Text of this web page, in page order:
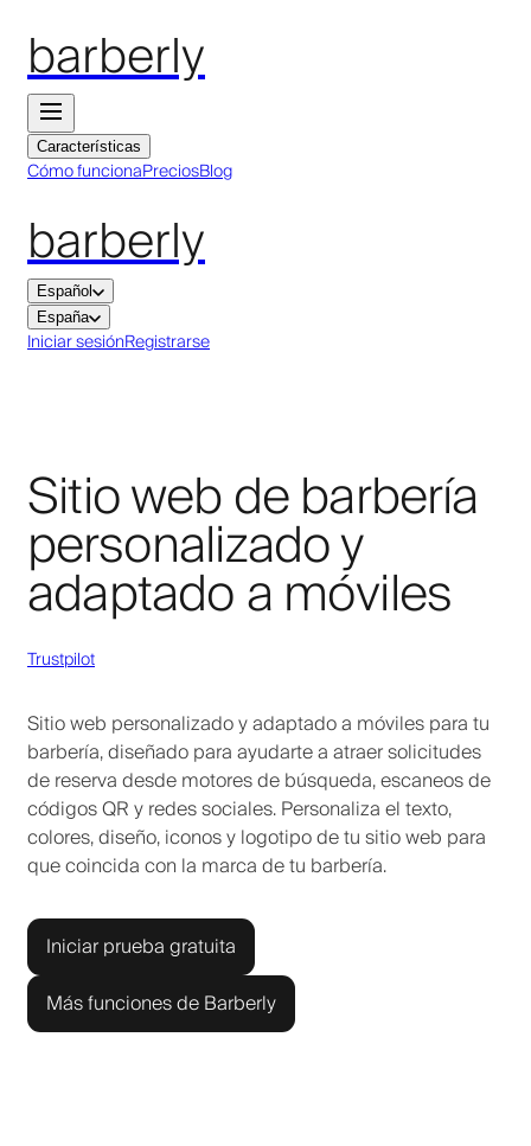
barberly
Características
Cómo funcionaPreciosBlog
barberly
Español
España
Iniciar sesiónRegistrarse
Sitio web de barbería
personalizado y
adaptado a móviles
Trustpilot
Sitio web personalizado y adaptado a móviles para tu
barbería, diseñado para ayudarte a atraer solicitudes
de reserva desde motores de búsqueda, escaneos de
códigos QR y redes sociales. Personaliza el texto,
colores, diseño, iconos y logotipo de tu sitio web para
que coincida con la marca de tu barbería.
Iniciar prueba gratuita
Más funciones de Barberly